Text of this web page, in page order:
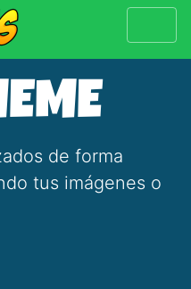
de forma
tus imágenes o